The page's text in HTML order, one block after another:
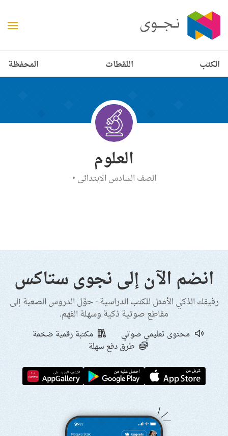
الكتب اللقطات المحفظة
العلوم
الصف السادس الابتدائي •
انضم الآن إلى نجوى ستاكس
رفيقك الذكي الأمثل للكتب الدراسية - حوِّل الدروس الصعبة إلى
مقاطع صوتية ذكية وسهلة الفهم.
محتوى تعليمي صوتي
مكتبة رقمية ضخمة
طرق دفع سهلة